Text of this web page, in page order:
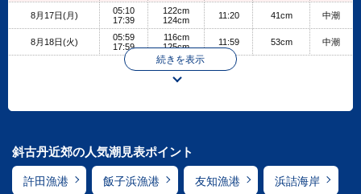
8月17日(月)
05:10
17:39
122cm
124cm
11:20 41cm 中潮
8月18日(火)
05:59
17:59
116cm
125cm
11:59 53cm 中潮
続きを表示
斜古丹近郊の人気潮見表ポイント
許田漁港 飯子浜漁港 友知漁港 浜詰海岸